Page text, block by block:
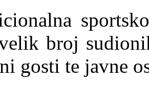
broj
gosti te javne